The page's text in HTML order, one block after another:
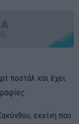
ποστάλ και έχει
εκείνη που